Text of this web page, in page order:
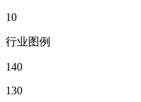
10
行业图例
140
130